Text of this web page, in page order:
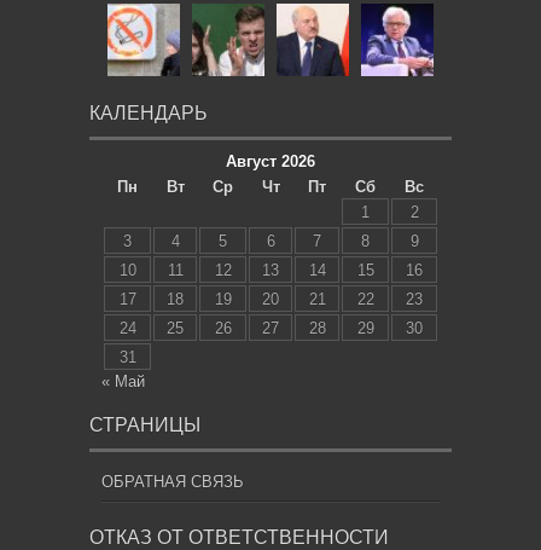
КАЛЕНДАРЬ
Август 2026
Пн
Вт Ср Чт Пт Сб
Вс
1
2
3
4 5 6 7 8
9
10
11 12 13 14 15
16
17
18 19 20 21 22
23
24
25 26 27 28 29
30
31
« Май
СТРАНИЦЫ
ОБРАТНАЯ СВЯЗЬ
ОТКАЗ ОТ ОТВЕТСТВЕННОСТИ